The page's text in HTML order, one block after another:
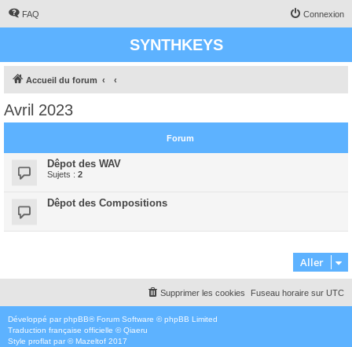
FAQ Connexion
SYNTHKEYS
Accueil du forum
Avril 2023
Forum
Dêpot des WAV
Sujets : 2
Dêpot des Compositions
Aller
Fuseau horaire sur UTC
Supprimer les cookies
Développé par phpBB® Forum Software © phpBB Limited
Traduction française officielle ©Qiaeru
Style proflat par ©Mazeltof 2017